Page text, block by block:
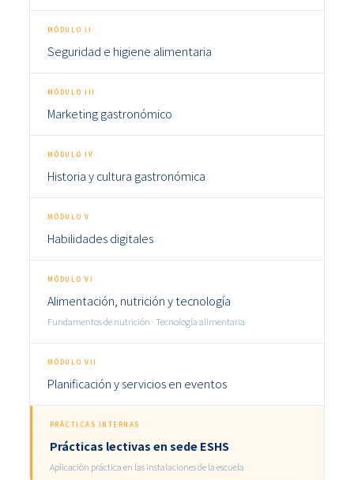
MÓDULO II
Seguridad e higiene alimentaria
MÓDULO III
Marketing gastronómico
MÓDULO IV
Historia y cultura gastronómica
MÓDULO V
Habilidades digitales
MÓDULO VI
Alimentación, nutrición y tecnología
Fundamentos de nutrición · Tecnología alimentaria
MÓDULO VII
Planificación y servicios en eventos
PRÁCTICAS INTERNAS
Prácticas lectivas en sede ESHS
Aplicación práctica en las instalaciones de la escuela